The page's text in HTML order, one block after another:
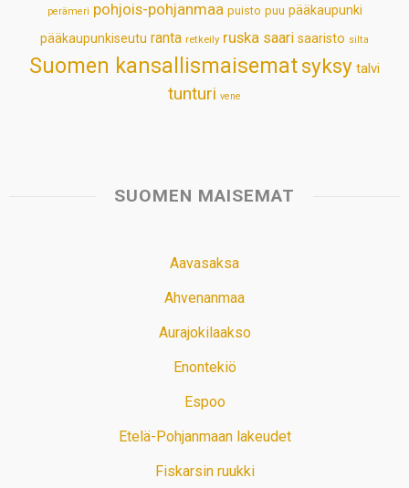
perämeri pohjois-pohjanmaa puisto puu pääkaupunki
pääkaupunkiseutu ranta retkeily ruska saari saaristo silta
Suomen kansallismaisematsyksy talvi
tunturi vene
SUOMEN MAISEMAT
Aavasaksa
Ahvenanmaa
Aurajokilaakso
Enontekiö
Espoo
Etelä-Pohjanmaan lakeudet
Fiskarsin ruukki